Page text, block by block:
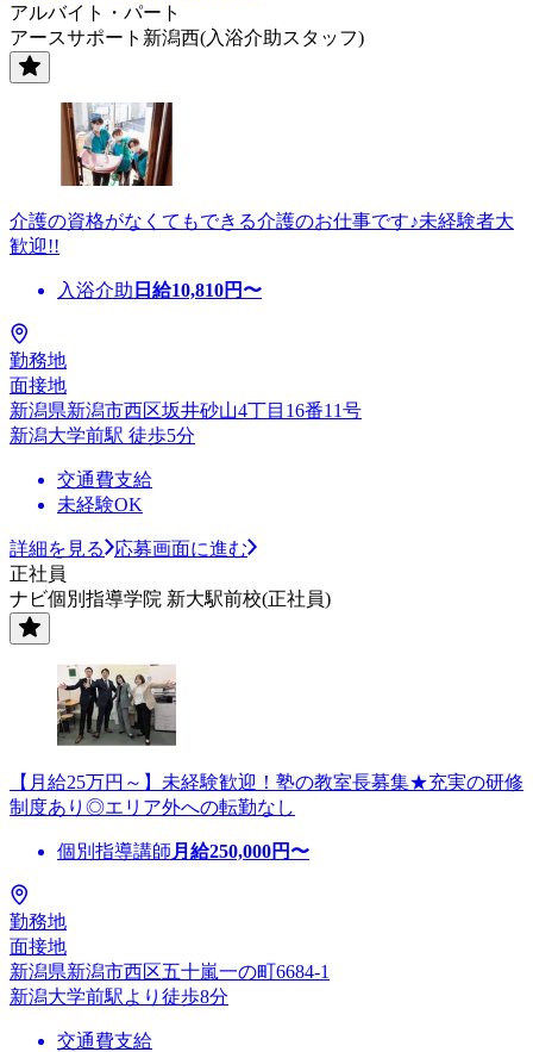
アルバイト・パート
アースサポート新潟西(入浴介助スタッフ)
介護の資格がなくてもできる介護のお仕事です♪未経験者大
歓迎!!
入浴介助 日給10,810円〜
勤務地
面接地
新潟県新潟市西区坂井砂山4丁目16番11号
新潟大学前駅 徒歩5分
交通費支給
未経験OK
詳細を見る
応募画面に進む
正社員
ナビ個別指導学院 新大駅前校(正社員)
【月給25万円～】未経験歓迎！塾の教室長募集★充実の研修
制度あり◎エリア外への転勤なし
個別指導講師 月給250,000円〜
勤務地
面接地
新潟県新潟市西区五十嵐一の町6684-1
新潟大学前駅より徒歩8分
交通費支給